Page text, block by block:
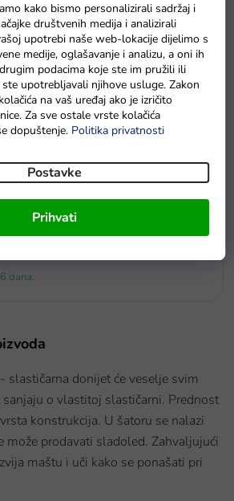
kako bismo personalizirali sadržaj i
društvenih medija i analizirali
upotrebi naše web-lokacije dijelimo s
medije, oglašavanje i analizu, a oni ih
podacima koje ste im pružili ili
upotrebljavali njihove usluge. Zakon
na vaš uređaj ako je izričito
Za sve ostale vrste kolačića
dopuštenje. Politika privatnosti
Postavke
Prihvati
dana.
slastičarna donijet će veselje svim
o vlastitoj slastičarni. Prednost
konstrukcija. U šatoru se nalazi
može prodavati sladoled. Zahvaljujući
maštu i uči kako se ponašati pri